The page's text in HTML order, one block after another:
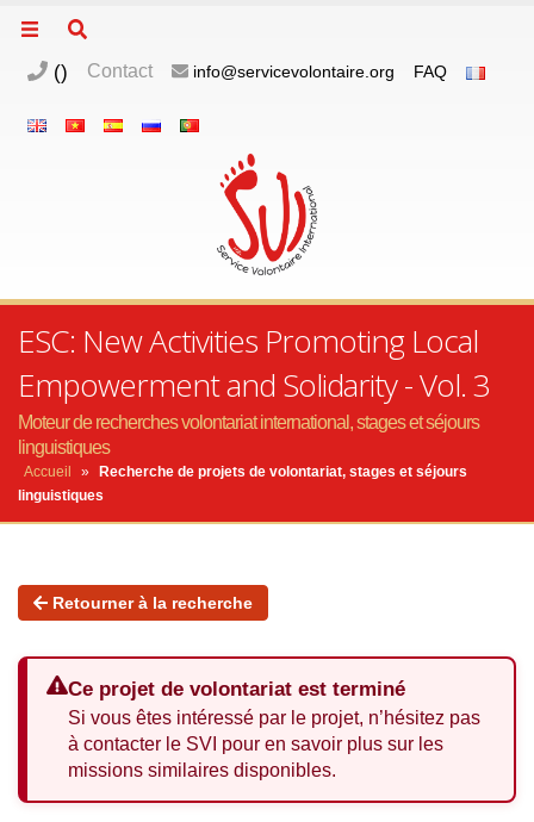
() Contact info@servicevolontaire.org FAQ
ESC: New Activities Promoting Local
Empowerment and Solidarity - Vol. 3
Moteur de recherches volontariat international, stages et séjours
linguistiques
Accueil »
Recherche de projets de volontariat, stages et séjours
linguistiques
Retourner à la recherche
Ce projet de volontariat est terminé
Si vous êtes intéressé par le projet, n’hésitez pas
à contacter le SVI pour en savoir plus sur les
missions similaires disponibles.